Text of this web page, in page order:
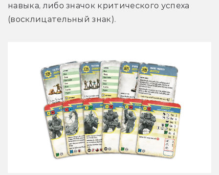
навыка, либо значок критического успеха
(восклицательный знак).